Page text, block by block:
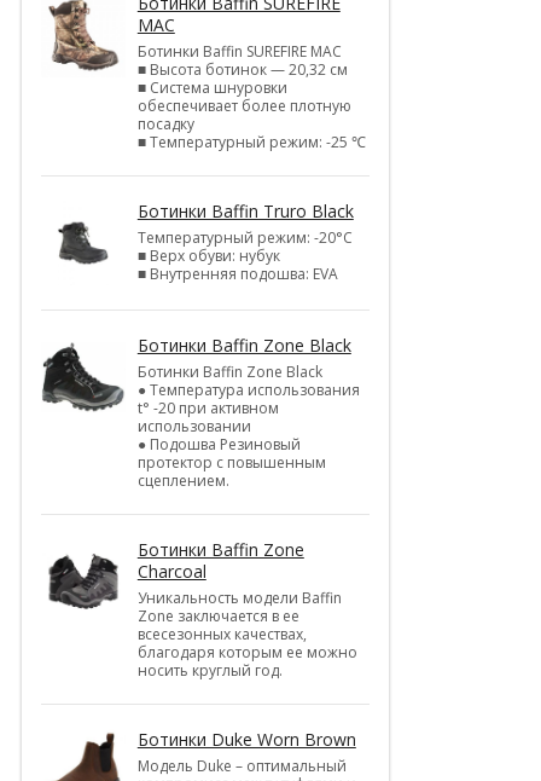
MAC
Ботинки Baffin SUREFIRE MAC
■ Высота ботинок — 20,32 см
■ Система шнуровки
обеспечивает более плотную
посадку
■ Температурный режим: -25 ℃
Ботинки Baffin Truro Black
Температурный режим: -20°С
■ Верх обуви: нубук
■ Внутренняя подошва: EVA
Ботинки Baffin Zone Black
Ботинки Baffin Zone Black
● Температура использования
t° -20 при активном
использовании
● Подошва Резиновый
протектор с повышенным
сцеплением.
Ботинки Baffin Zone
Charcoal
Уникальность модели Baffin
Zone заключается в ее
всесезонных качествах,
благодаря которым ее можно
носить круглый год.
Ботинки Duke Worn Brown
Модель Duke – оптимальный